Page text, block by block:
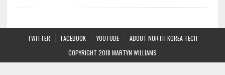
TWITTER FACEBOOK YOUTUBE
ABOUT NORTH KOREA TECH
COPYRIGHT 2018 MARTYN WILLIAMS